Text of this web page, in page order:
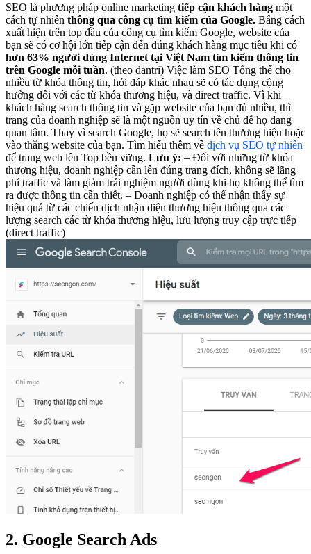
SEO là phương pháp online marketing tiếp cận khách hàng một
cách tự nhiên thông qua công cụ tìm kiếm của Google. Bằng cách
xuất hiện trên top đầu của công cụ tìm kiếm Google, website của
bạn sẽ có cơ hội lớn tiếp cận đến đúng khách hàng mục tiêu khi có
hơn 63% người dùng Internet tại Việt Nam tìm kiếm thông tin
trên Google mỗi tuần. (theo dantri) Việc làm SEO Tổng thể cho
nhiều từ khóa thông tin, hỏi đáp khác nhau sẽ có tác dụng cộng
hưởng đối với các từ khóa thương hiệu, và direct traffic. Vì khi
khách hàng search thông tin và gặp website của bạn đủ nhiều, thì
trang của doanh nghiệp sẽ là một nguồn uy tín về chủ để họ đang
quan tâm. Thay vì search Google, họ sẽ search tên thương hiệu hoặc
vào thẳng website của bạn. Tìm hiểu thêm về dịch vụ SEO tự nhiên
để trang web lên Top bền vững. Lưu ý: – Đối với những từ khóa
thương hiệu, doanh nghiệp cần lên đúng trang đích, không sẽ lãng
phí traffic và làm giảm trải nghiệm người dùng khi họ không thể tìm
ra được thông tin cần thiết. – Doanh nghiệp có thể nhận thấy sự
hiệu quả từ các chiến dịch nhận diện thương hiệu thông qua các
lượng search các từ khóa thương hiệu, lưu lượng truy cập trực tiếp
(direct traffic)
2. Google Search Ads